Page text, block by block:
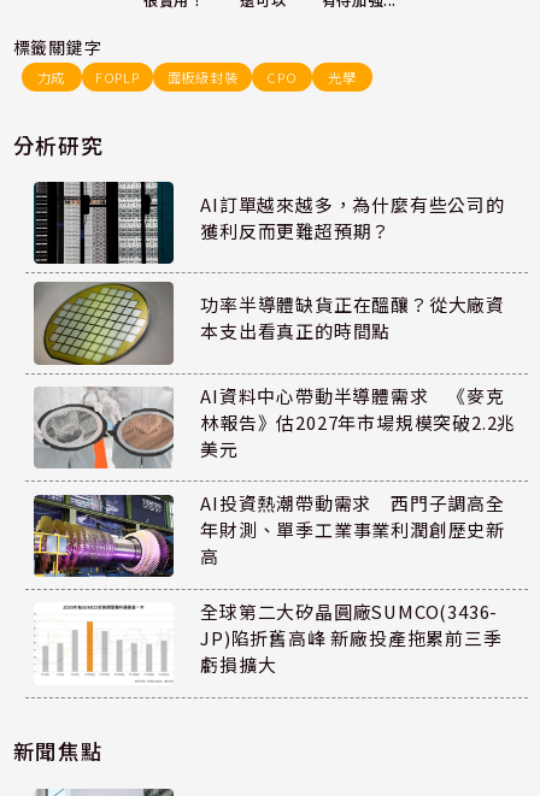
標籤關鍵字
力成 FOPLP 面板級封裝 CPO 光學
分析研究
AI訂單越來越多，為什麼有些公司的
獲利反而更難超預期？
功率半導體缺貨正在醞釀？從大廠資
本支出看真正的時間點
AI資料中心帶動半導體需求 《麥克
林報告》估2027年市場規模突破2.2兆
美元
AI投資熱潮帶動需求 西門子調高全
年財測、單季工業事業利潤創歷史新
高
全球第二大矽晶圓廠SUMCO(3436-
JP)陷折舊高峰 新廠投產拖累前三季
虧損擴大
新聞焦點